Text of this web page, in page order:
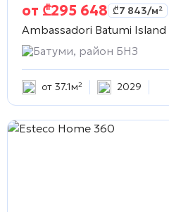
от ₾295 648 ₾7 843/м²
Ambassadori Batumi Island
Батуми, район БНЗ
от 37.1м² 2029